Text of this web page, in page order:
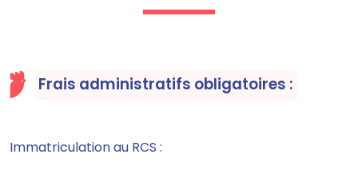
Frais administratifs obligatoires :
Immatriculation au RCS :